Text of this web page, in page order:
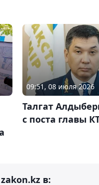
09:51, 08 июля 2026
Талгат
с поста главы
в: